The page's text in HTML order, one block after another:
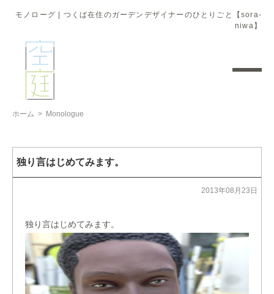
モノローグ | つくば在住のガーデンデザイナーのひとりごと【sora-
niwa】
ホーム > Monologue
独り言はじめてみます。
2013年08月23日
独り言はじめてみます。